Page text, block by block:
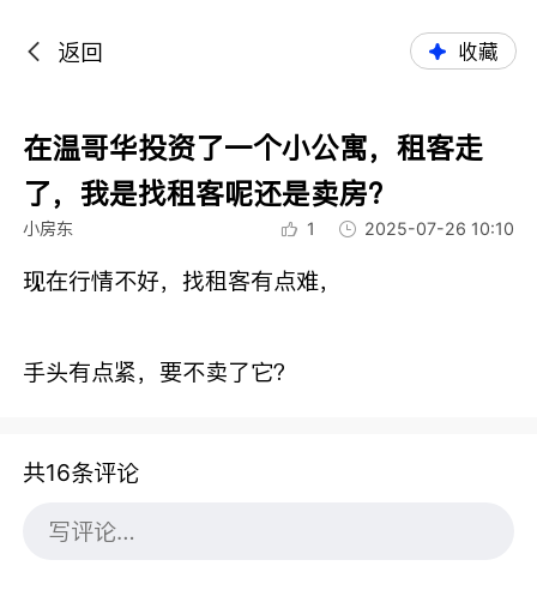
返回 收藏
在温哥华投资了一个小公寓，租客走
了，我是找租客呢还是卖房？
小房东 1 2025-07-26 10:10
现在行情不好，找租客有点难，
手头有点紧，要不卖了它？
共16条评论